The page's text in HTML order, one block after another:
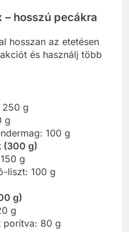
– hosszú pecákra
hosszan az etetésen
és használj több
250 g
g
100 g
(300 g)
g
liszt: 100 g
g)
g
porítva: 80 g